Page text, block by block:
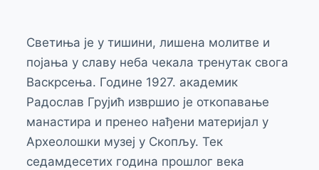
Светиња је у тишини, лишена молитве и
појања у славу неба чекала тренутак свога
Васкрсења. Године 1927. академик
Радослав Грујић извршио је откопавање
манастира и пренео нађени материјал у
Археолошки музеј у Скопљу. Тек
седамдесетих година прошлог века